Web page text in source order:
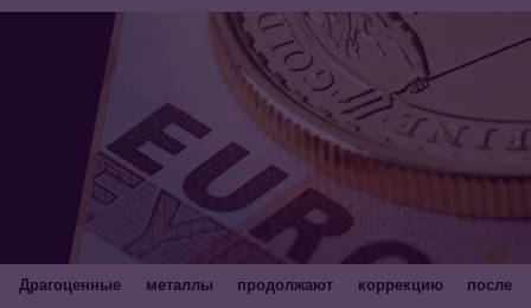
Драгоценные металлы продолжают коррекцию после